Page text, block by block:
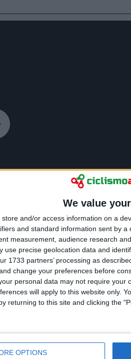
We value
store and/or access information on a
and standard information sent by
measurement, audience research
use precise geolocation data and
1733 partners’ processing as
change your preferences before
personal data may not require your
will apply to this website only.
returning to this site and clicking the
OPTIONS
à vista.
e Wilco
e profundidade na
comprovada em torno
após o sucesso próprio